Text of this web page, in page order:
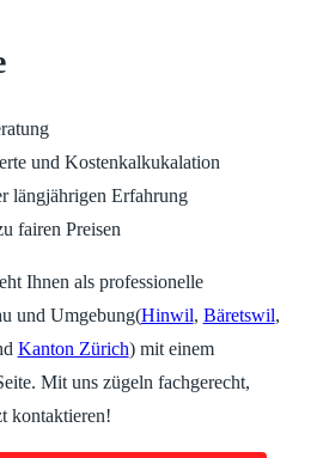
und Kostenkalkukalation
längjährigen Erfahrung
fairen Preisen
Ihnen als professionelle
und Umgebung(Hinwil, Bäretswil,
Kanton Zürich) mit einem
Mit uns zügeln fachgerecht,
kontaktieren!